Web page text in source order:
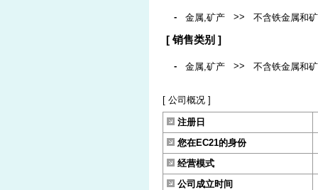
- 金属,矿产 >> 不含铁金属和
[ 销售类别 ]
- 金属,矿产 >> 不含铁金属和
[ 公司概况 ]
注册日
您在EC21的身份
经营模式
公司成立时间